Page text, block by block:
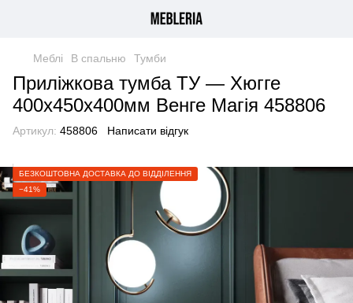
Меблі В спальню Тумби
Приліжкова тумба ТУ — Хюгге
400х450х400мм Венге Магія 458806
Артикул: 458806 Написати відгук
БЕЗКОШТОВНА ДОСТАВКА ДО ВІДДІЛЕННЯ
−41%